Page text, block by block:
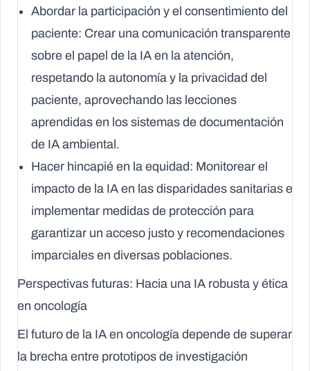
Abordar la participación y el consentimiento del
paciente: Crear una comunicación transparente
sobre el papel de la IA en la atención,
respetando la autonomía y la privacidad del
paciente, aprovechando las lecciones
aprendidas en los sistemas de documentación
de IA ambiental.
Hacer hincapié en la equidad: Monitorear el
impacto de la IA en las disparidades sanitarias e
implementar medidas de protección para
garantizar un acceso justo y recomendaciones
imparciales en diversas poblaciones.
Perspectivas futuras: Hacia una IA robusta y ética
en oncología
El futuro de la IA en oncología depende de superar
la brecha entre prototipos de investigación